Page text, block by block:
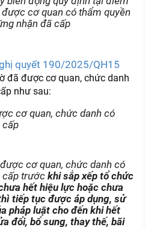
cơ quan có thẩm quyền
nhận đã cấp
quyết 190/2025/QH15
đã được cơ quan, chức danh
như sau:
cơ quan, chức danh có
cấp
cơ quan, chức danh có
cấp trước khi sắp xếp tổ chức
hết hiệu lực hoặc chưa
tiếp tục được áp dụng, sử
pháp luật cho đến khi hết
đổi, bổ sung, thay thế, bãi